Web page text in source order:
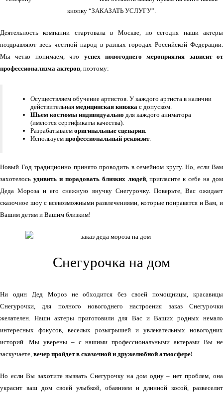
кнопку “ЗАКАЗАТЬ УСЛУГУ”.
Деятельность компании стартовала в Москве, но сегодня наши актеры
поздравляют весь честной народ в разных городах Российской Федерации.
Мы четко понимаем, что успех новогоднего мероприятия зависит от
профессионализма актеров, поэтому:
Осуществляем обучение артистов. У каждого артиста в наличии
действительная медицинская книжка с допуском.
Шьем костюмы индивидуально для каждого аниматора
(имеются сертификаты качества).
Разрабатываем оригинальные сценарии.
Используем профессиональный реквизит.
Новый Год традиционно принято проводить в семейном кругу. Но, если Вам
захотелось удивить и порадовать близких людей, пригласите к себе на дом
Деда Мороза и его снежную внучку Снегурочку. Поверьте, Вас ожидает
сказочное шоу с всевозможными развлечениями, которые понравятся и Вам, и
Вашим детям и Вашим близким!
Снегурочка на дом
Ни один Дед Мороз не обходится без своей помощницы, красавицы
Снегурочки, для полного новогоднего настроения заказ Снегурочки
желателен. Наши актеры приготовили для Вас и Ваших родных немало
интересных фокусов, веселых розыгрышей и увлекательных новогодних
историй. Мы уверены – с нашими профессиональными актерами Вы не
заскучаете, вечер пройдет в сказочной и дружелюбной атмосфере!
Но если Вы захотите вызвать Снегурочку на дом одну – нет проблем, она
украсит ваш дом своей улыбкой, обаянием и длинной косой, развеселит